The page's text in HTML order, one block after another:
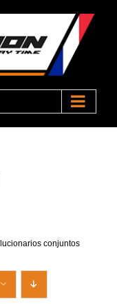
conjuntos